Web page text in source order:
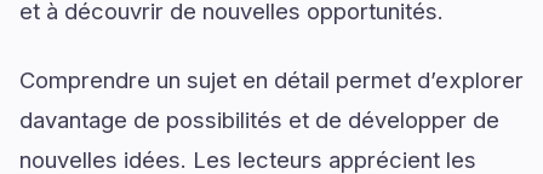
et à découvrir de nouvelles opportunités.
Comprendre un sujet en détail permet d’explorer
davantage de possibilités et de développer de
nouvelles idées. Les lecteurs apprécient les